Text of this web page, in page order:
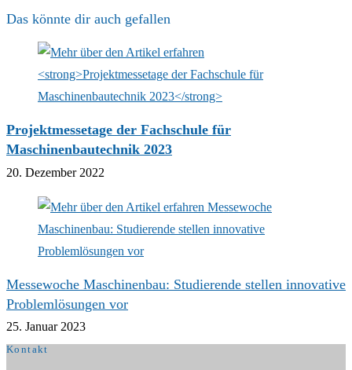
Das könnte dir auch gefallen
Projektmessetage der Fachschule für
Maschinenbautechnik 2023
20. Dezember 2022
Messewoche Maschinenbau: Studierende stellen innovative
Problemlösungen vor
25. Januar 2023
Kontakt